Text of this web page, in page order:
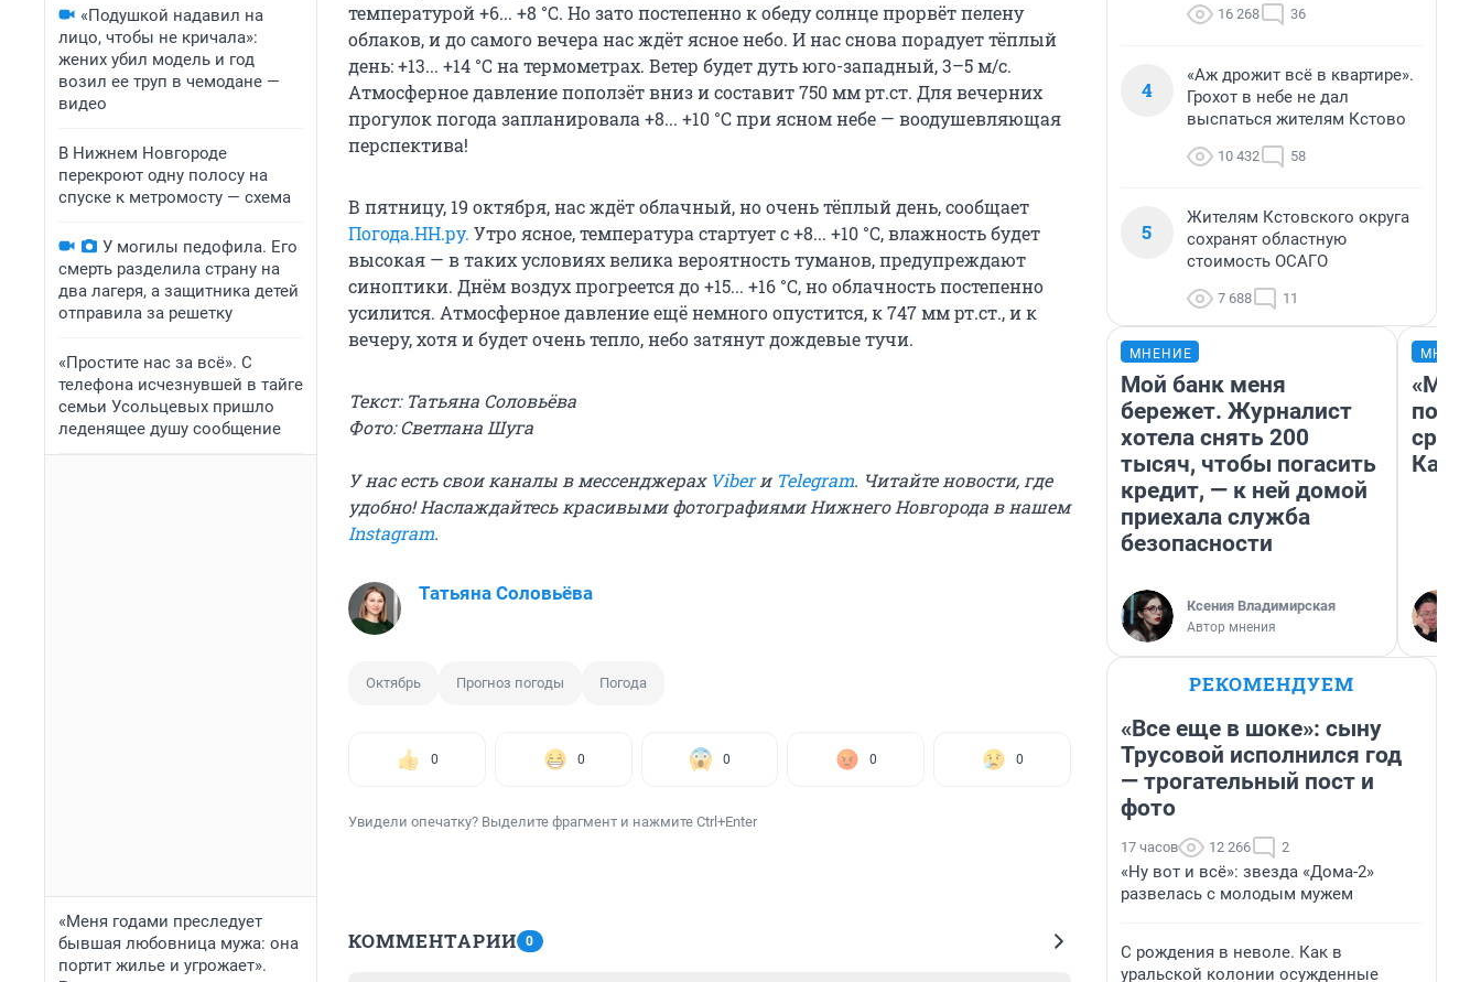
«Подушкой надавил на
лицо, чтобы не кричала»:
жених убил модель и год
возил ее труп в чемодане —
видео
В Нижнем Новгороде
перекроют одну полосу на
спуске к метромосту — схема
У могилы педофила. Его
смерть разделила страну на
два лагеря, а защитника детей
отправила за решетку
«Простите нас за всё». С
телефона исчезнувшей в тайге
семьи Усольцевых пришло
леденящее душу сообщение
«Меня годами преследует
бывшая любовница мужа: она
портит жилье и угрожает».
температурой +6... +8 °C. Но зато постепенно к обеду солнце прорвёт пелену
облаков, и до самого вечера нас ждёт ясное небо. И нас снова порадует тёплый
день: +13... +14 °C на термометрах. Ветер будет дуть юго-западный, 3–5 м/с.
Атмосферное давление поползёт вниз и составит 750 мм рт.ст. Для вечерних
прогулок погода запланировала +8... +10 °C при ясном небе — воодушевляющая
перспектива!
В пятницу, 19 октября, нас ждёт облачный, но очень тёплый день, сообщает
Погода.НН.ру. Утро ясное, температура стартует с +8... +10 °C, влажность будет
высокая — в таких условиях велика вероятность туманов, предупреждают
синоптики. Днём воздух прогреется до +15... +16 °C, но облачность постепенно
усилится. Атмосферное давление ещё немного опустится, к 747 мм рт.ст., и к
вечеру, хотя и будет очень тепло, небо затянут дождевые тучи.
Текст: Татьяна Соловьёва
Фото: Светлана Шуга
У нас есть свои каналы в мессенджерах Viberи Telegram. Читайте новости, где
удобно!Наслаждайтесь красивыми фотографиями Нижнего Новгорода в нашем
Instagram.
Татьяна Соловьёва
Октябрь Прогноз погоды Погода
0 0 0 0 0
Увидели опечатку? Выделите фрагмент и нажмите Ctrl+Enter
КОММЕНТАРИИ 0
16 268 36
4
«Аж дрожит всё в квартире».
Грохот в небе не дал
выспаться жителям Кстово
10 432 58
5
Жителям Кстовского округа
сохранят областную
стоимость ОСАГО
7 688 11
МНЕНИЕ
Мой банк меня
бережет. Журналист
хотела снять 200
тысяч, чтобы погасить
кредит, — к ней домой
приехала служба
безопасности
Ксения Владимирская
Автор мнения
РЕКОМЕНДУЕМ
«Все еще в шоке»: сыну
Трусовой исполнился год
— трогательный пост и
фото
17 часов 12 266 2
«Ну вот и всё»: звезда «Дома-2»
развелась с молодым мужем
С рождения в неволе. Как в
уральской колонии осужденные